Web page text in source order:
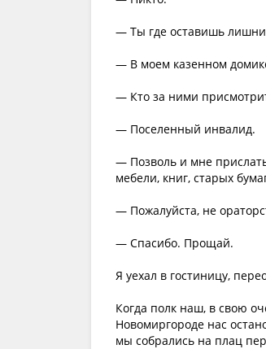
— Ты где оставишь
— В моем казенном
— Кто за ними
— Поселенный инвалид.
— Позволь и мне
мебели, книг, старых
— Пожалуйста, не
— Спасибо. Прощай.
Я уехал в гостиницу,
Когда полк наш, в свою
Новомиргороде нас
мы собрались на плац